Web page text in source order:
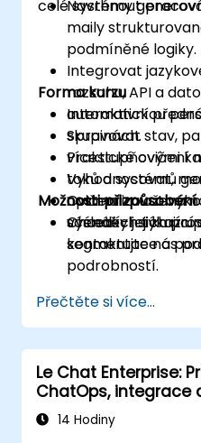
celé systémy
Navrhnout
maily
podmíněné logiky.
Integrovat
rozsahu, API a
automatickou
Spravovat stav,
vícestupňovými
Vyhodnocovat,
optimalizovat
výsledky jejich
Forma kurzu
Interaktivní
skupinách.
Praktické cvičení
toků a systémů
Cvičení založená
scénářích týkající
segmentace a
Možnosti přizpůsobení
Chcete-li si kurz
kontaktujte nás
podrobností.
Přečtěte si více...
Le Chat Enterprise:
ChatOps, integrace
14 Hodiny